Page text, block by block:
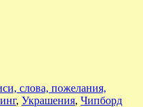
слова, пожелания,
, Украшения, Чипборд